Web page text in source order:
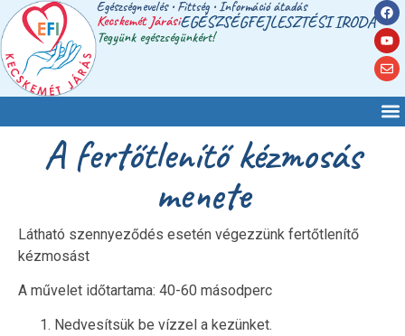
Egészségnevelés • Fittség • Információ átadás
Kecskemét JárásiEGÉSZSÉGFEJLESZTÉSI IRODA
Tegyünk egészségünkért!
A fertőtlenítő kézmosás
menete
Látható szennyeződés esetén végezzünk fertőtlenítő
kézmosást
A művelet időtartama: 40-60 másodperc
Nedvesítsük be vízzel a kezünket.